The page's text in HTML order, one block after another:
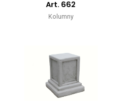
Art. 662
Kolumny